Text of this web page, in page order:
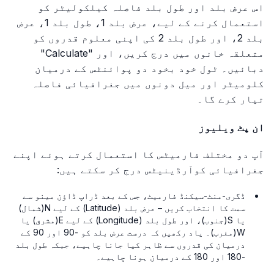
اس عرض بلد اور طول بلد فاصلہ کیلکولیٹر کو
استعمال کرنے کے لیے، عرض بلد 1، طول بلد 1، عرض
بلد 2، اور طول بلد 2 کی اپنی معلوم قدروں کو
متعلقہ خانوں میں درج کریں، اور "Calculate"
دبائیں۔ ٹول خود بخود دو پوائنٹس کے درمیان
کلومیٹر اور میل دونوں میں جغرافیائی فاصلہ
تیار کرے گا۔
ان پٹ ویلیوز
آپ دو مختلف فارمیٹس کا استعمال کرتے ہوئے اپنے
جغرافیائی کوآرڈینیٹس درج کر سکتے ہیں:
ڈگری-منٹ-سیکنڈ فارمیٹ، جس کے بعد ڈراپ ڈاؤن مینو سے
سمت کا انتخاب کریں – عرض بلد (Latitude) کے لیے N(شمال)
یا S(جنوب)، اور طول بلد (Longitude) کے لیے E(مشرق) یا
W(مغرب)۔ یاد رکھیں کہ درست عرض بلد کو -90 اور 90 کے
درمیان کی قدروں سے ظاہر کیا جانا چاہیے، جبکہ طول بلد
-180 اور 180 کے درمیان ہونا چاہیے۔